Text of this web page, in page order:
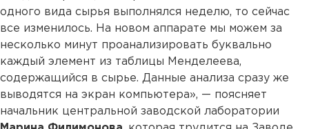
одного вида сырья выполнялся неделю, то сейчас
все изменилось. На новом аппарате мы можем за
несколько минут проанализировать буквально
каждый элемент из таблицы Менделеева,
содержащийся в сырье. Данные анализа сразу же
выводятся на экран компьютера», — поясняет
начальник центральной заводской лаборатории